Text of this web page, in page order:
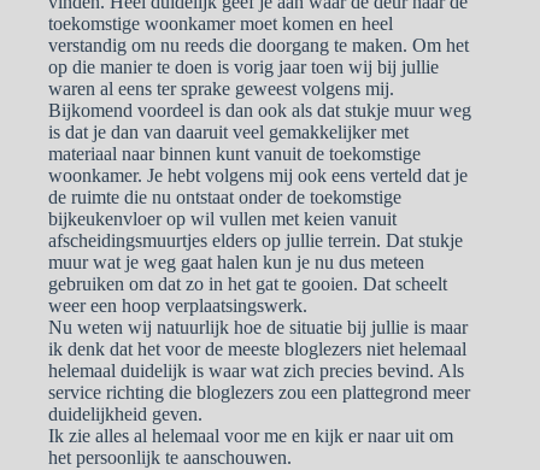
toekomstige woonkamer moet komen en heel
verstandig om nu reeds die doorgang te maken. Om het
op die manier te doen is vorig jaar toen wij bij jullie
waren al eens ter sprake geweest volgens mij.
Bijkomend voordeel is dan ook als dat stukje muur weg
is dat je dan van daaruit veel gemakkelijker met
materiaal naar binnen kunt vanuit de toekomstige
woonkamer. Je hebt volgens mij ook eens verteld dat je
de ruimte die nu ontstaat onder de toekomstige
bijkeukenvloer op wil vullen met keien vanuit
afscheidingsmuurtjes elders op jullie terrein. Dat stukje
muur wat je weg gaat halen kun je nu dus meteen
gebruiken om dat zo in het gat te gooien. Dat scheelt
weer een hoop verplaatsingswerk.
Nu weten wij natuurlijk hoe de situatie bij jullie is maar
ik denk dat het voor de meeste bloglezers niet helemaal
helemaal duidelijk is waar wat zich precies bevind. Als
service richting die bloglezers zou een plattegrond meer
duidelijkheid geven.
Ik zie alles al helemaal voor me en kijk er naar uit om
het persoonlijk te aanschouwen.